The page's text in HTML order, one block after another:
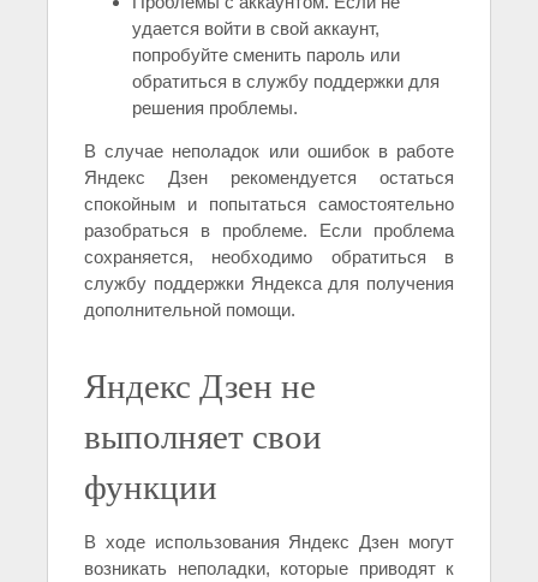
удается войти в свой аккаунт,
попробуйте сменить пароль или
обратиться в службу поддержки для
решения проблемы.
В случае неполадок или ошибок в работе
Яндекс Дзен рекомендуется остаться
спокойным и попытаться самостоятельно
разобраться в проблеме. Если проблема
сохраняется, необходимо обратиться в
службу поддержки Яндекса для получения
дополнительной помощи.
Яндекс Дзен не
выполняет свои
функции
В ходе использования Яндекс Дзен могут
возникать неполадки, которые приводят к